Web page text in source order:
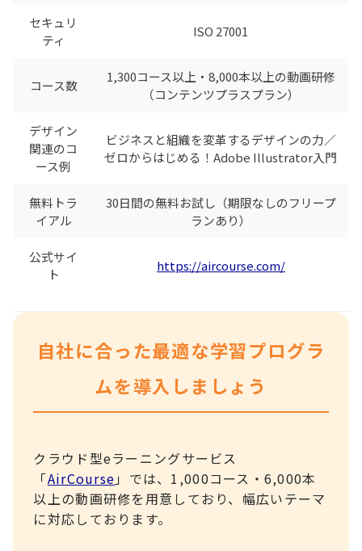
セキュリ
ティ
ISO 27001
コース数
1,300コース以上・8,000本以上の動画研修
（コンテンツプラスプラン）
デザイン
関連のコ
ース例
ビジネスと組織を変革するデザインの力／
ゼロからはじめる！Adobe Illustrator入門
無料トラ
イアル
30日間の無料お試し（期限なしのフリープ
ランあり）
公式サイ
ト
https://aircourse.com/
自社に合った最適な学習プログラ
ムを導入しましょう
クラウド型eラーニングサービス
「AirCourse」では、1,000コース・6,000本
以上の動画研修を用意しており、幅広いテーマ
に対応しております。